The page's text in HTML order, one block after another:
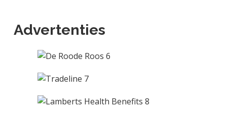
Advertenties